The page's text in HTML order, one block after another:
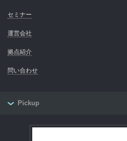
セミナー
運営会社
拠点紹介
問い合わせ
Pickup